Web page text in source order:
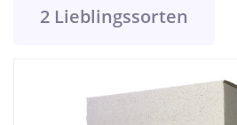
2 Lieblingssorten